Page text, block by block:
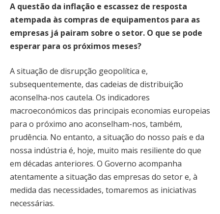
A questão da inflação e escassez de resposta
atempada às compras de equipamentos para as
empresas já pairam sobre o setor. O que se pode
esperar para os próximos meses?
A situação de disrupção geopolítica e,
subsequentemente, das cadeias de distribuição
aconselha-nos cautela. Os indicadores
macroeconómicos das principais economias europeias
para o próximo ano aconselham-nos, também,
prudência. No entanto, a situação do nosso país e da
nossa indústria é, hoje, muito mais resiliente do que
em décadas anteriores. O Governo acompanha
atentamente a situação das empresas do setor e, à
medida das necessidades, tomaremos as iniciativas
necessárias.